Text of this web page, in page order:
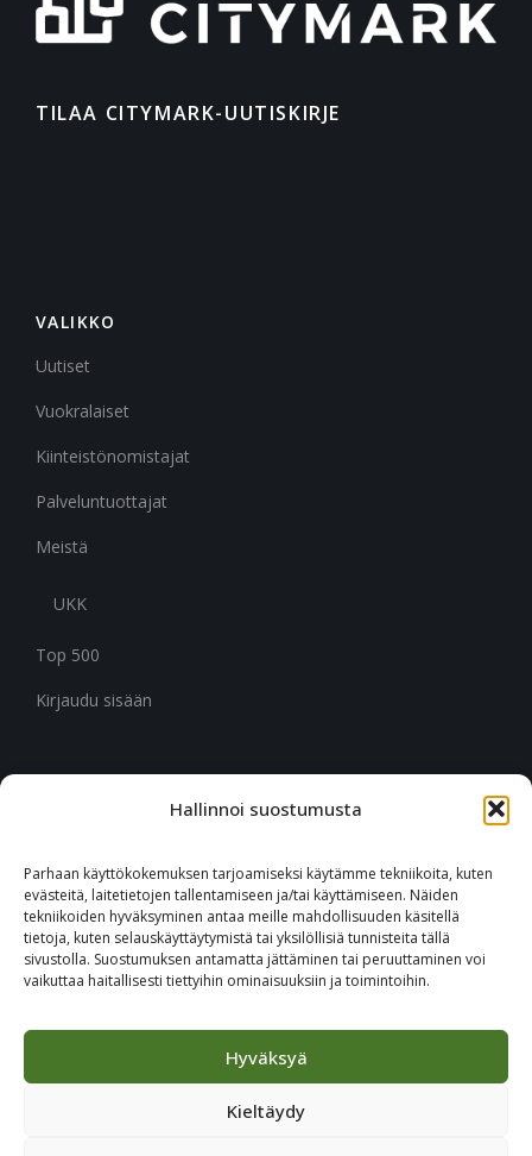
Hallinnoi suostumusta
Parhaan käyttökokemuksen tarjoamiseksi käytämme tekniikoita, kuten
evästeitä, laitetietojen tallentamiseen ja/tai käyttämiseen. Näiden
tekniikoiden hyväksyminen antaa meille mahdollisuuden käsitellä
tietoja, kuten selauskäyttäytymistä tai yksilöllisiä tunnisteita tällä
sivustolla. Suostumuksen antamatta jättäminen tai peruuttaminen voi
vaikuttaa haitallisesti tiettyihin ominaisuuksiin ja toimintoihin.
Hyväksyä
Kieltäydy
TILAA CITYMARK-UUTISKIRJE
VALIKKO
Uutiset
Vuokralaiset
Kiinteistönomistajat
Palveluntuottajat
Meistä
UKK
Top 500
Kirjaudu sisään
CITYMARK SUOMI
02330 Espoo
+46 651 760 400
Tilaa Citymark-uutiskirje